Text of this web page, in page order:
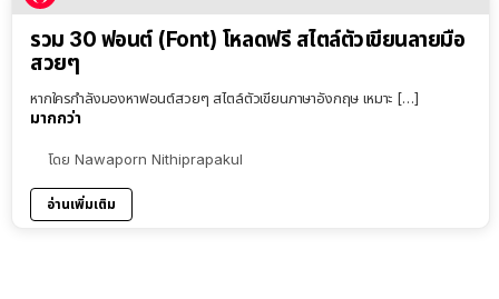
รวม 30 ฟอนต์ (Font) โหลดฟรี สไตล์ตัวเขียนลายมือ
สวยๆ
หากใครกำลังมองหาฟอนต์สวยๆ สไตล์ตัวเขียนภาษาอังกฤษ เหมาะ […]
มากกว่า
โดย Nawaporn Nithiprapakul
อ่านเพิ่มเติม